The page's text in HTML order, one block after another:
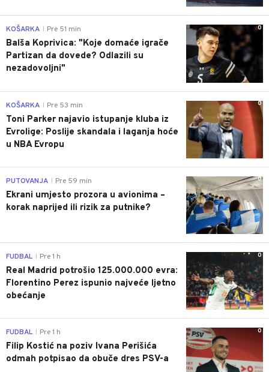
0
KOŠARKA Pre 51 min
Balša Koprivica: "Koje domaće igrače
Partizan da dovede? Odlazili su
nezadovoljni"
0
KOŠARKA Pre 53 min
Toni Parker najavio istupanje kluba iz
Evrolige: Poslije skandala i laganja hoće
u NBA Evropu
0
PUTOVANJA Pre 59 min
Ekrani umjesto prozora u avionima –
korak naprijed ili rizik za putnike?
0
FUDBAL Pre 1 h
Real Madrid potrošio 125.000.000 evra:
Florentino Perez ispunio najveće ljetno
obećanje
0
FUDBAL Pre 1 h
Filip Kostić na poziv Ivana Perišića
odmah potpisao da obuče dres PSV-a